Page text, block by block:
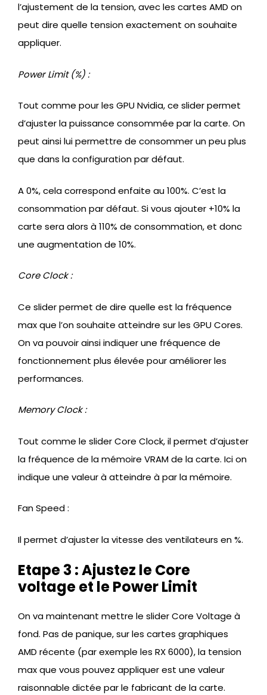
l’ajustement de la tension, avec les cartes AMD on
peut dire quelle tension exactement on souhaite
appliquer.
Power Limit (%) :
Tout comme pour les GPU Nvidia, ce slider permet
d’ajuster la puissance consommée par la carte. On
peut ainsi lui permettre de consommer un peu plus
que dans la configuration par défaut.
A 0%, cela correspond enfaite au 100%. C’est la
consommation par défaut. Si vous ajouter +10% la
carte sera alors à 110% de consommation, et donc
une augmentation de 10%.
Core Clock :
Ce slider permet de dire quelle est la fréquence
max que l’on souhaite atteindre sur les GPU Cores.
On va pouvoir ainsi indiquer une fréquence de
fonctionnement plus élevée pour améliorer les
performances.
Memory Clock :
Tout comme le slider Core Clock, il permet d’ajuster
la fréquence de la mémoire VRAM de la carte. Ici on
indique une valeur à atteindre à par la mémoire.
Fan Speed :
Il permet d’ajuster la vitesse des ventilateurs en %.
Etape 3 : Ajustez le Core
voltage et le Power Limit
On va maintenant mettre le slider Core Voltage à
fond. Pas de panique, sur les cartes graphiques
AMD récente (par exemple les RX 6000), la tension
max que vous pouvez appliquer est une valeur
raisonnable dictée par le fabricant de la carte.